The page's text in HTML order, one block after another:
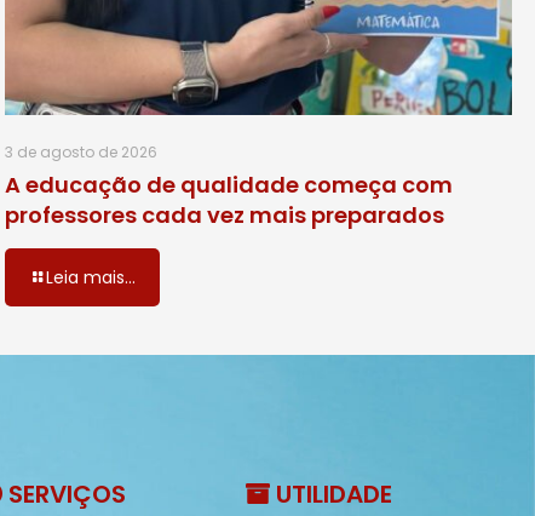
3 de agosto de 2026
A educação de qualidade começa com
professores cada vez mais preparados
Leia mais...
SERVIÇOS UTILIDADE